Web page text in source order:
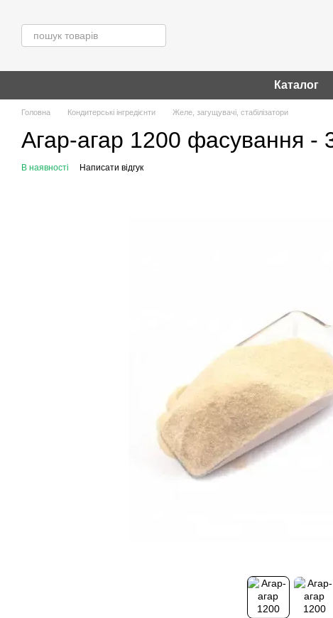
Каталог
Головна Кондитерські інгредієнти Желе, загущувачі, стабілізатори
Агар-агар 1200 фасування -
В наявності Написати відгук